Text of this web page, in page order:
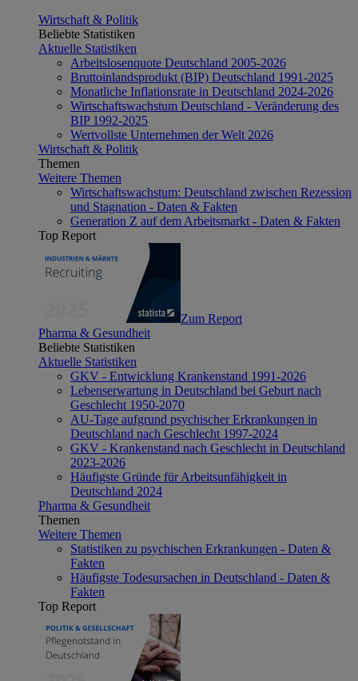
Wirtschaft & Politik
Beliebte Statistiken
Aktuelle Statistiken
Arbeitslosenquote Deutschland 2005-2026
Bruttoinlandsprodukt (BIP) Deutschland 1991-2025
Monatliche Inflationsrate in Deutschland 2024-2026
Wirtschaftswachstum Deutschland - Veränderung des
BIP 1992-2025
Wertvollste Unternehmen der Welt 2026
Wirtschaft & Politik
Themen
Weitere Themen
Wirtschaftswachstum: Deutschland zwischen Rezession
und Stagnation - Daten & Fakten
Generation Z auf dem Arbeitsmarkt - Daten & Fakten
Top Report
Zum Report
Pharma & Gesundheit
Beliebte Statistiken
Aktuelle Statistiken
GKV - Entwicklung Krankenstand 1991-2026
Lebenserwartung in Deutschland bei Geburt nach
Geschlecht 1950-2070
AU-Tage aufgrund psychischer Erkrankungen in
Deutschland nach Geschlecht 1997-2024
GKV - Krankenstand nach Geschlecht in Deutschland
2023-2026
Häufigste Gründe für Arbeitsunfähigkeit in
Deutschland 2024
Pharma & Gesundheit
Themen
Weitere Themen
Statistiken zu psychischen Erkrankungen - Daten &
Fakten
Häufigste Todesursachen in Deutschland - Daten &
Fakten
Top Report